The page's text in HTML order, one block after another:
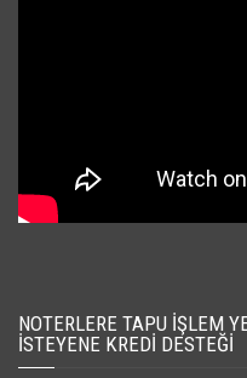
NOTERLERE TAPU İŞLEM
İSTEYENE KREDI DESTEĞI